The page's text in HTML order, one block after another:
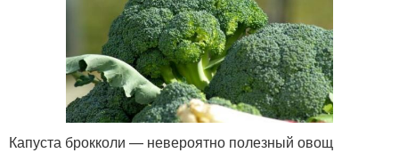
Капуста брокколи — невероятно полезный овощ